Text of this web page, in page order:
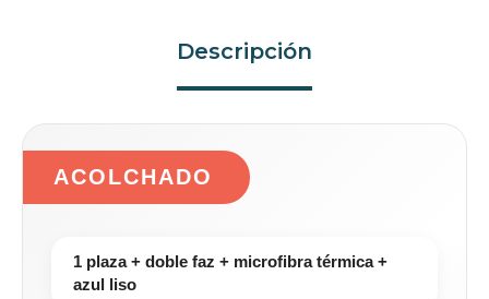
Descripción
ACOLCHADO
1 plaza + doble faz + microfibra térmica +
azul liso